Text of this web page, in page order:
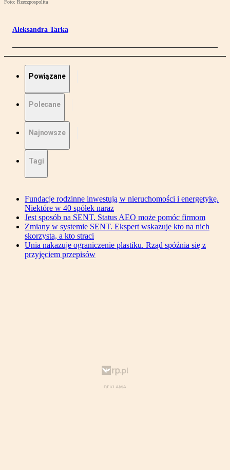
Foto: Rzeczpospolita
Aleksandra Tarka
Powiązane
Polecane
Najnowsze
Tagi
Fundacje rodzinne inwestują w nieruchomości i energetykę.
Niektóre w 40 spółek naraz
Jest sposób na SENT. Status AEO może pomóc firmom
Zmiany w systemie SENT. Ekspert wskazuje kto na nich
skorzysta, a kto straci
Unia nakazuje ograniczenie plastiku. Rząd spóźnia się z
przyjęciem przepisów